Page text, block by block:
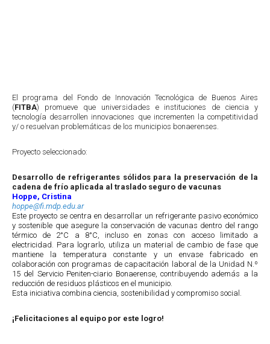
El programa del Fondo de Innovación Tecnológica de Buenos Aires
(FITBA) promueve que universidades e instituciones de ciencia y
tecnología desarrollen innovaciones que incrementen la competitividad
y/ o resuelvan problemáticas de los municipios bonaerenses.
Proyecto seleccionado:
Desarrollo de refrigerantes sólidos para la preservación de la
cadena de frío aplicada al traslado seguro de vacunas
Hoppe, Cristina
hoppe@fi.mdp.edu.ar
Este proyecto se centra en desarrollar un refrigerante pasivo económico
y sostenible que asegure la conservación de vacunas dentro del rango
térmico de 2°C a 8°C, incluso en zonas con acceso limitado a
electricidad. Para lograrlo, utiliza un material de cambio de fase que
mantiene la temperatura constante y un envase fabricado en
colaboración con programas de capacitación laboral de la Unidad N.º
15 del Servicio Peniten-ciario Bonaerense, contribuyendo además a la
reducción de residuos plásticos en el municipio.
Esta iniciativa combina ciencia, sostenibilidad y compromiso social.
¡Felicitaciones al equipo por este logro!